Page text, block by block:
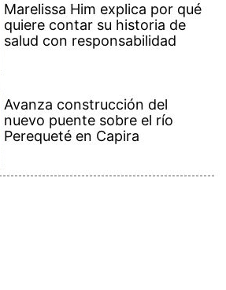
Marelissa Him explica por qué
quiere contar su historia de
salud con responsabilidad
Avanza construcción del
nuevo puente sobre el río
Perequeté en Capira